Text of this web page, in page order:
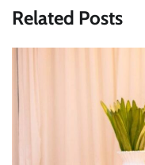
Related Posts